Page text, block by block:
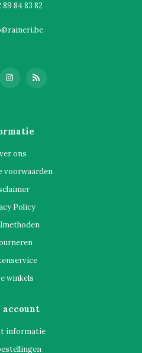
89 84 83 82
ons
voorwaarden
Policy
winkels
account
informatie